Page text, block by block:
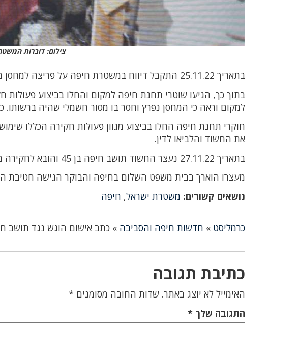
צילום: דוברות
בתאריך 25.11.22 התקבל דיווח במשטרת חיפה על פריצה למחסן בעיר.
בתוך כך, הגיעו שוטרי תחנת חיפה למקום והחלו בביצוע פעולות
למקום וראה כי המחסן נפרץ וחסר בו מסור חשמלי שהיה ברשותו.
חוקרי תחנת חיפה החלו בביצוע מגוון פעולות חקירה הכללו
את החשוד והלביאו לדין.
בתאריך 27.11.22 נעצר החשוד תושב חיפה בן 45 והובא לחקירה במשרדי תחנת חיפה.
מעצרו הוארך בבית משפט השלום בחיפה והבוקר הגישה חטיבת
נושאים קשורים: משטרת ישראל, חיפה
כרמליסט » חדשות חיפה והסביבה »כתב אישום הוגש נגד תושב
כתיבת תגובה
האימייל לא יוצג באתר. שדות החובה מסומנים *
התגובה שלך*